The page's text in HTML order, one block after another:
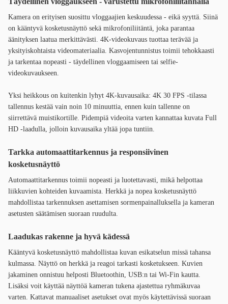
Kamera on erityisen suosittu vloggaajien keskuudessa - eikä syyttä. Siinä
on kääntyvä kosketusnäyttö sekä mikrofoniliitäntä, joka parantaa
äänityksen laatua merkittävästi. 4K-videokuvaus tuottaa terävää ja
yksityiskohtaista videomateriaalia. Kasvojentunnistus toimii tehokkaasti
ja tarkentaa nopeasti - täydellinen vloggaamiseen tai selfie-
videokuvaukseen.
Yksi heikkous on kuitenkin lyhyt 4K-kuvausaika: 4K 30 FPS -tilassa
tallennus kestää vain noin 10 minuuttia, ennen kuin tallenne on
siirrettävä muistikortille. Pidempiä videoita varten kannattaa kuvata Full
HD -laadulla, jolloin kuvausaika yltää jopa tuntiin.
Tarkka automaattitarkennus ja responsiivinen
kosketusnäyttö
Automaattitarkennus toimii nopeasti ja luotettavasti, mikä helpottaa
liikkuvien kohteiden kuvaamista. Herkkä ja nopea kosketusnäyttö
mahdollistaa tarkennuksen asettamisen sormenpainalluksella ja kameran
asetusten säätämisen suoraan ruudulta.
Laadukas rakenne ja hyvä kädessä
Kääntyvä kosketusnäyttö mahdollistaa kuvan esikatselun missä tahansa
kulmassa. Näyttö on herkkä ja reagoi tarkasti kosketukseen. Kuvien
jakaminen onnistuu helposti Bluetoothin, USB:n tai Wi-Fin kautta.
Lisäksi voit käyttää näyttöä kameran tukena ajastettua ryhmäkuvaa
varten. Kattavat manuaaliset asetukset ovat myös käytettävissä suoraan